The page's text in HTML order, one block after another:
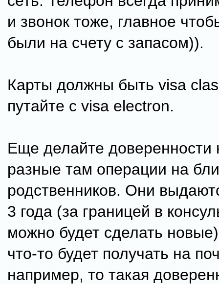
и звонок тоже, главное
были на счету с запасом)).
Карты должны быть visa
путайте с visa electron.
Еще делайте доверенности
разные там операции на
родственников. Они
3 года (за границей в
можно будет сделать
что-то будет получать на
например, то такая